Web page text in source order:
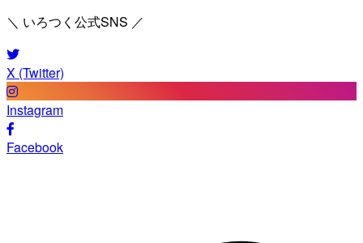
＼ いろつく公式SNS ／
X (Twitter)
Instagram
Facebook